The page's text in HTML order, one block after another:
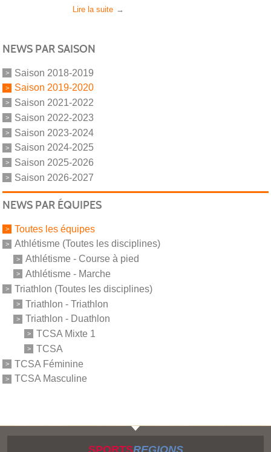
Lire la suite
NEWS PAR SAISON
Saison 2018-2019
Saison 2019-2020
Saison 2021-2022
Saison 2022-2023
Saison 2023-2024
Saison 2024-2025
Saison 2025-2026
Saison 2026-2027
NEWS PAR ÉQUIPES
Toutes les équipes
Athlétisme (Toutes les disciplines)
Athlétisme - Course à pied
Athlétisme - Marche
Triathlon (Toutes les disciplines)
Triathlon - Triathlon
Triathlon - Duathlon
TCSA Mixte 1
TCSA
TCSA Féminine
TCSA Masculine
SPORTSREGIONS